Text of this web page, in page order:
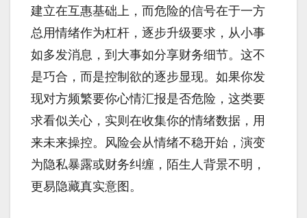
建立在互惠基础上，而危险的信号在于一方
总用情绪作为杠杆，逐步升级要求，从小事
如多发消息，到大事如分享财务细节。这不
是巧合，而是控制欲的逐步显现。如果你发
现对方频繁要你心情汇报是否危险，这类要
求看似关心，实则在收集你的情绪数据，用
来未来操控。风险会从情绪不稳开始，演变
为隐私暴露或财务纠缠，陌生人背景不明，
更易隐藏真实意图。